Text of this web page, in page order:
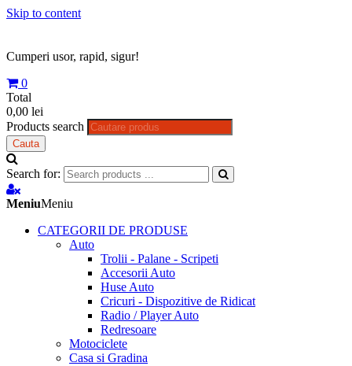
Skip to content
Cumperi usor, rapid, sigur!
0
Total
0,00 lei
Products search
Cauta
Search for:
MeniuMeniu
CATEGORII DE PRODUSE
Auto
Trolii - Palane - Scripeti
Accesorii Auto
Huse Auto
Cricuri - Dispozitive de Ridicat
Radio / Player Auto
Redresoare
Motociclete
Casa si Gradina